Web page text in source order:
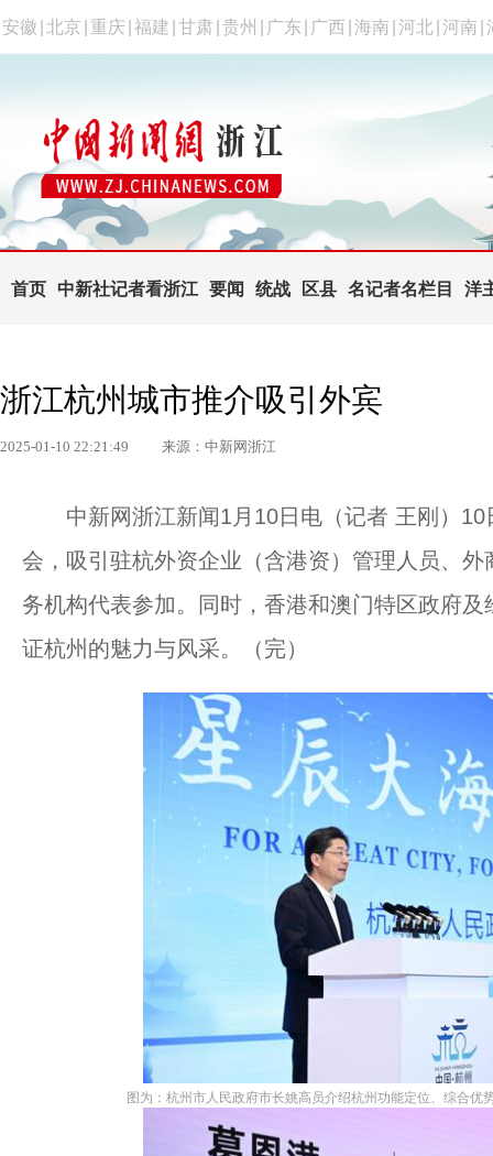
安徽 北京 重庆 福建 甘肃 贵州 广东 广西 海南 河北 河南
首页 中新社记者看浙江 要闻 统战 区县 名记者名栏目 洋
浙江杭州城市推介吸引外宾
2025-01-10 22:21:49 来源：中新网浙江
中新网浙江新闻1月10日电（记者 王刚）10
会，吸引驻杭外资企业（含港资）管理人员、
务机构代表参加。同时，香港和澳门特区政府
证杭州的魅力与风采。（完）
图为：杭州市人民政府市长姚高员介绍杭州功能定位、综合优